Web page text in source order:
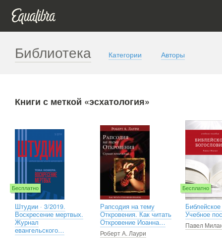
Библиотека Категории Авторы
Книги с меткой «эсхатология»
Бесплатно
Штудии · 3/2019.
Воскресение мертвых.
Журнал
евангельского…
Рапсодия на тему
Откровения. Как читать
Откровение Иоанна…
Роберт А. Лаури
Бесплатно
Учебное
Павел